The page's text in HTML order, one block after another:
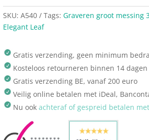
SKU: A540 Tags: Graveren groot messing
Elegant Leaf
Gratis verzending, geen minimum
Kosteloos retourneren binnen 14 dagen
Gratis verzending BE, vanaf 200 euro
Veilig online betalen met iDeal,
Nu ook achteraf of gespreid betalen